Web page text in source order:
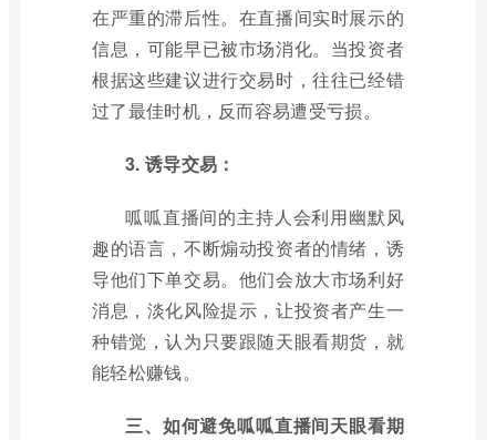
在严重的滞后性。在直播间实时展示的
信息，可能早已被市场消化。当投资者
根据这些建议进行交易时，往往已经错
过了最佳时机，反而容易遭受亏损。
3. 诱导交易：
呱呱直播间的主持人会利用幽默风
趣的语言，不断煽动投资者的情绪，诱
导他们下单交易。他们会放大市场利好
消息，淡化风险提示，让投资者产生一
种错觉，认为只要跟随天眼看期货，就
能轻松赚钱。
三、如何避免呱呱直播间天眼看期